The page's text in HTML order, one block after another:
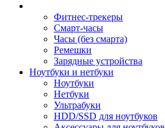
Фитнес-трекеры
Смарт-часы
Часы (без смарта)
Ремешки
Зарядные устройства
Ноутбуки и нетбуки
Ноутбуки
Нетбуки
Ультрабуки
HDD/SSD для ноутбуков